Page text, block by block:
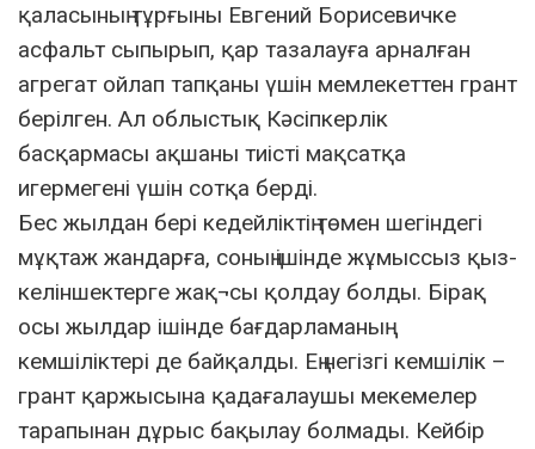
қаласының тұрғыны Евгений Борисевичке
асфальт сыпырып, қар тазалауға арналған
агрегат ойлап тапқаны үшін мемлекеттен грант
берілген. Ал облыстық Кәсіпкерлік
басқармасы ақшаны тиісті мақсатқа
игермегені үшін сотқа берді.
Бес жылдан бері кедейліктің төмен шегіндегі
мұқтаж жандарға, соның ішінде жұмыссыз қыз-
келіншектерге жақ¬сы қолдау болды. Бірақ
осы жылдар ішінде бағдарламаның
кемшіліктері де байқалды. Ең негізгі кемшілік –
грант қаржысына қадағалаушы мекемелер
тарапынан дұрыс бақылау болмады. Кейбір